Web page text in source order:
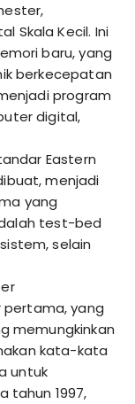
Skala Kecil. Ini
baru, yang
berkecepatan
program
digital,
Eastern
menjadi
yang
test-bed
selain
yang
memungkinkan
kata-kata
untuk
tahun 1997,